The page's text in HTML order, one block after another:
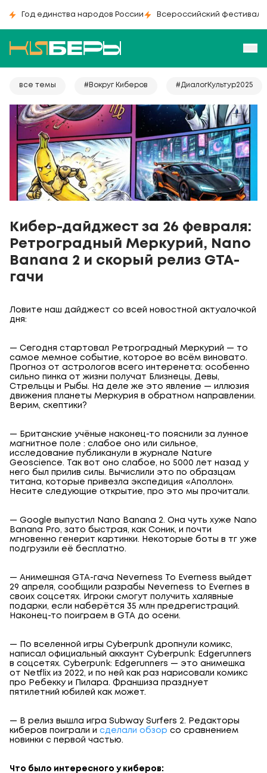
Год единства народов России Всероссийский фестиваль
все темы #Вокруг Киберов #ДиалогКультур2025
Кибер-дайджест за 26 февраля:
Ретроградный Меркурий, Nano
Banana 2 и скорый релиз GTA-
гачи
Ловите наш дайджест со всей новостной актуалочкой
дня:
— Сегодня стартовал Ретроградный Меркурий — то
самое мемное событие, которое во всём виновато.
Прогноз от астрологов всего интеренета: особенно
сильно пинка от жизни получат Близнецы, Девы,
Стрельцы и Рыбы. На деле же это явление — иллюзия
движения планеты Меркурия в обратном направлении.
Верим, скептики?
— Британские учёные наконец-то пояснили за лунное
магнитное поле : слабое оно или сильное,
исследование публиканули в журнале Nature
Geoscience. Так вот оно слабое, но 5000 лет назад у
него был прилив силы. Вычислили это по образцам
титана, которые привезла экспедиция «Аполлон».
Несите следующие открытие, про это мы прочитали.
— Google выпустил Nano Banana 2. Она чуть хуже Nano
Banana Pro, зато быстрая, как Соник, и почти
мгновенно генерит картинки. Некоторые боты в тг уже
подгрузили её бесплатно.
— Анимешная GTA-гача Neverness To Everness выйдет
29 апреля, сообщили разрабы Neverness to Evernes в
своих соцсетях. Игроки смогут получить халявные
подарки, если наберётся 35 млн предрегистраций.
Наконец-то поиграем в GTA до осени.
— По вселенной игры Cyberpunk дропнули комикс,
написал официальный аккаунт Cyberpunk: Edgerunners
в соцсетях. Cyberpunk: Edgerunners — это анимешка
от Netflix из 2022, и по ней как раз нарисовали комикс
про Ребекку и Пилара. Франшиза празднует
пятилетний юбилей как может.
— В релиз вышла игра Subway Surfers 2. Редакторы
киберов поиграли и сделали обзор со сравнением
новинки с первой частью.
Что было интересного у киберов: